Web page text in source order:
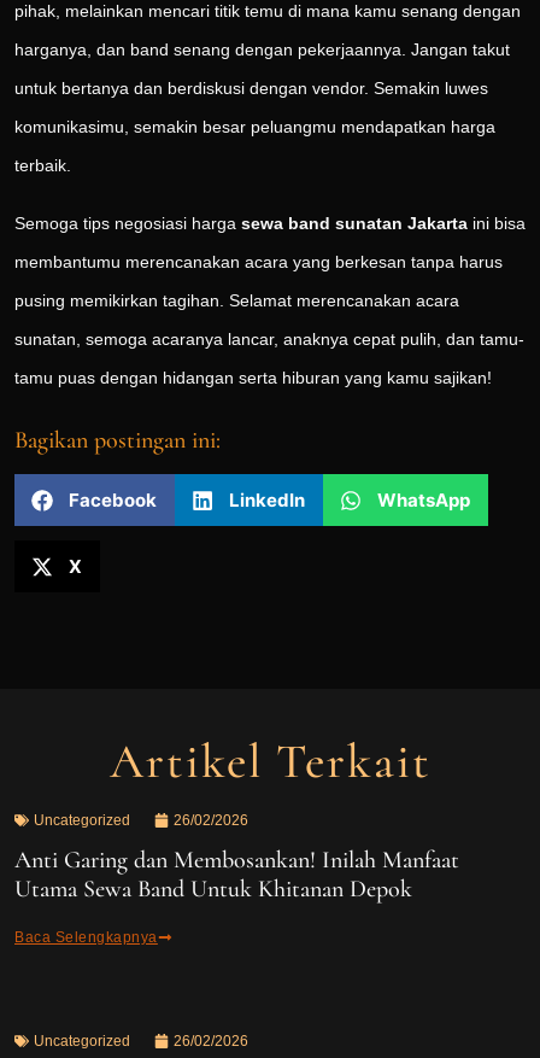
pihak, melainkan mencari titik temu di mana kamu senang dengan
harganya, dan band senang dengan pekerjaannya. Jangan takut
untuk bertanya dan berdiskusi dengan vendor. Semakin luwes
komunikasimu, semakin besar peluangmu mendapatkan harga
terbaik.
Semoga tips negosiasi harga sewa band sunatan Jakarta ini bisa
membantumu merencanakan acara yang berkesan tanpa harus
pusing memikirkan tagihan. Selamat merencanakan acara
sunatan, semoga acaranya lancar, anaknya cepat pulih, dan tamu-
tamu puas dengan hidangan serta hiburan yang kamu sajikan!
Bagikan postingan ini:
Facebook LinkedIn WhatsApp
X
Artikel Terkait
Uncategorized 26/02/2026
Anti Garing dan Membosankan! Inilah Manfaat
Utama Sewa Band Untuk Khitanan Depok
Baca Selengkapnya
Uncategorized 26/02/2026